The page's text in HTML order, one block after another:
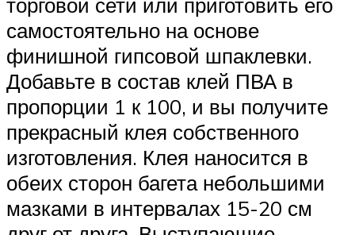
торговой сети или приготовить его
самостоятельно на основе
финишной гипсовой шпаклевки.
Добавьте в состав клей ПВА в
пропорции 1 к 100, и вы получите
прекрасный клея собственного
изготовления. Клея наносится в
обеих сторон багета небольшими
мазками в интервалах 15-20 см